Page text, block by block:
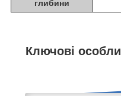
глибини
Ключові